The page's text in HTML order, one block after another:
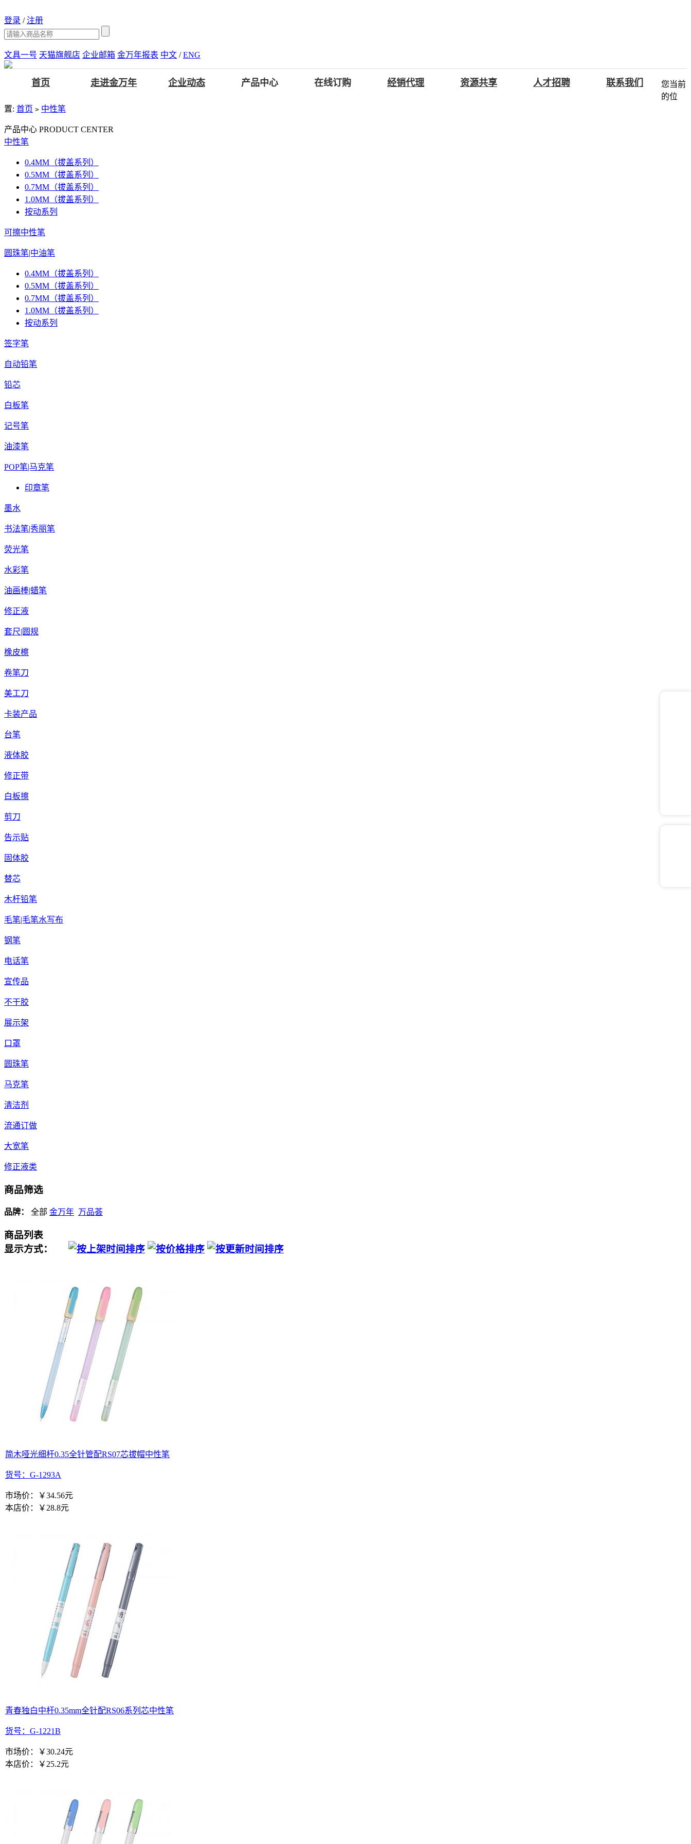
登录 / 注册
文具一号 天猫旗舰店 企业邮箱 金万年报表 中文 / ENG
首页 走进金万年 企业动态 产品中心 在线订购 经销代理 资源共享 人才招聘 联系我们
您当前
的位
置: 首页 > 中性笔
产品中心 PRODUCT CENTER
中性笔
0.4MM（拔盖系列）
0.5MM（拔盖系列）
0.7MM（拔盖系列）
1.0MM（拔盖系列）
按动系列
可擦中性笔
圆珠笔|中油笔
0.4MM（拔盖系列）
0.5MM（拔盖系列）
0.7MM（拔盖系列）
1.0MM（拔盖系列）
按动系列
签字笔
自动铅笔
铅芯
白板笔
记号笔
油漆笔
POP笔|马克笔
印章笔
墨水
书法笔|秀丽笔
荧光笔
水彩笔
油画棒|蜡笔
修正液
套尺|圆规
橡皮檫
卷笔刀
美工刀
卡装产品
台笔
液体胶
修正带
白板擦
剪刀
告示贴
固体胶
替芯
木杆铅笔
毛笔|毛笔水写布
钢笔
电话笔
宣传品
不干胶
展示架
口罩
圆珠笔
马克笔
清洁剂
流通订做
大宽笔
修正液类
商品筛选
品牌： 全部 金万年 万品荟
商品列表
显示方式：
简木哑光细杆0.35全针管配RS07芯拔帽中性笔
货号：G-1293A
市场价：
￥34.56元
本店价：
￥28.8元
青春独白中杆0.35mm全针配RS06系列芯中性笔
货号：G-1221B
市场价：
￥30.24元
本店价：
￥25.2元